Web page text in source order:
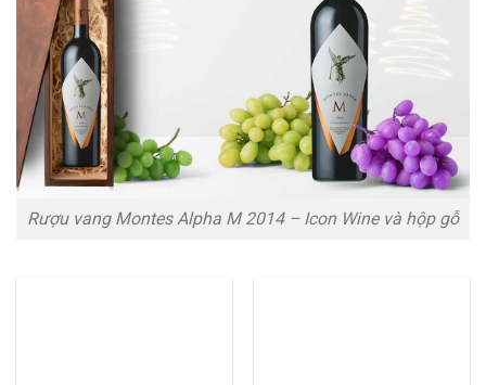
Rượu vang Montes Alpha M 2014 – Icon Wine và hộp gỗ